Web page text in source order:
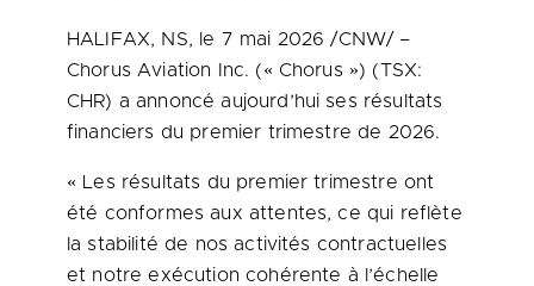
HALIFAX, NS, le 7 mai 2026 /CNW/ –
Chorus Aviation Inc. (« Chorus ») (TSX:
CHR) a annoncé aujourd’hui ses résultats
financiers du premier trimestre de 2026.
« Les résultats du premier trimestre ont
été conformes aux attentes, ce qui reflète
la stabilité de nos activités contractuelles
et notre exécution cohérente à l’échelle